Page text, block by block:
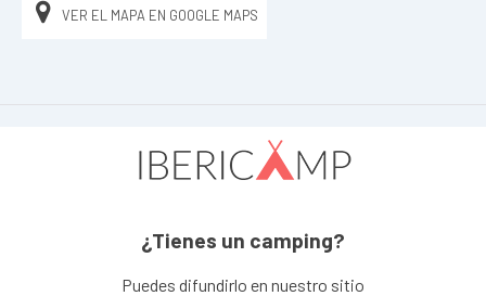
VER EL MAPA EN GOOGLE MAPS
¿Tienes un camping?
Puedes difundirlo en nuestro sitio